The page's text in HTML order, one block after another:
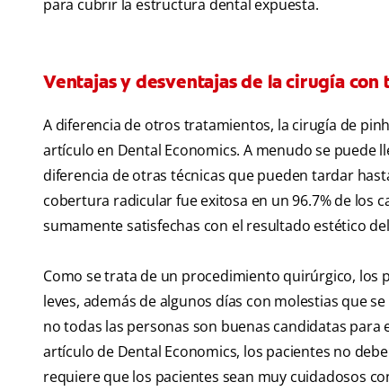
para cubrir la estructura dental expuesta.
Ventajas y desventajas de la cirugía
A diferencia de otros tratamientos, la cirugía de
artículo en Dental Economics. A menudo se puede
diferencia de otras técnicas que pueden tardar
cobertura radicular fue exitosa en un 96.7% de los
sumamente satisfechas con el resultado estético
Como se trata de un procedimiento quirúrgico, los
leves, además de algunos días con molestias que
no todas las personas son buenas candidatas
artículo de Dental Economics, los pacientes no
requiere que los pacientes sean muy cuidadosos